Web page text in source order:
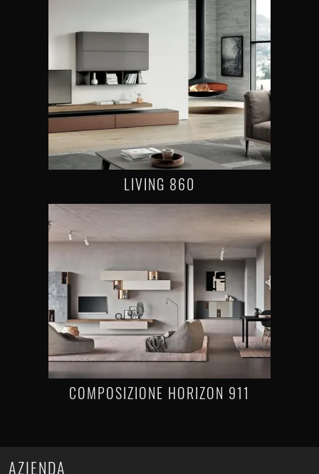
LIVING 860
COMPOSIZIONE HORIZON 911
AZIENDA